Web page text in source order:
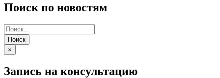
Поиск по новостям
Поиск
×
Запись на консультацию